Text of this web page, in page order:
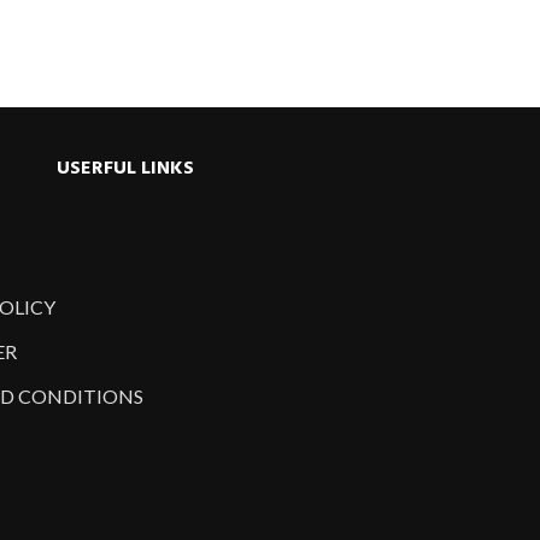
USERFUL LINKS
CONDITIONS